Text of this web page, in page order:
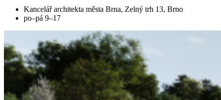
Kancelář architekta města Brna, Zelný trh 13, Brno
po–pá 9–17